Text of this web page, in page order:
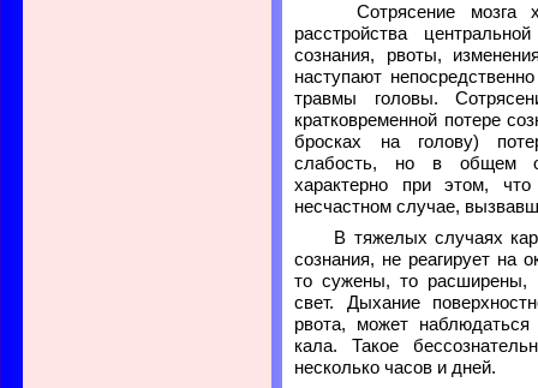
Сотрясение мозга
расстройства
сознания, рвоты,
наступают
травмы головы.
кратковременной потере
бросках на голову)
слабость, но в общем
характерно при этом,
несчастном случае,
В тяжелых случаях
сознания, не реагирует на
то сужены, то расширены,
свет. Дыхание
рвота, может
кала. Такое
несколько часов и дней.